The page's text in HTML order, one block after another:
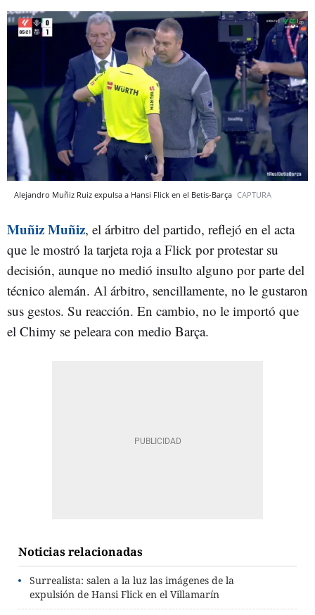
Alejandro Muñiz Ruiz expulsa a Hansi Flick en el Betis-Barça CAPTURA
Muñiz Muñiz, el árbitro del partido, reflejó en el acta
que le mostró la tarjeta roja a Flick por protestar su
decisión, aunque no medió insulto alguno por parte del
técnico alemán. Al árbitro, sencillamente, no le gustaron
sus gestos. Su reacción. En cambio, no le importó que
el Chimy se peleara con medio Barça.
Noticias relacionadas
Surrealista: salen a la luz las imágenes de la
expulsión de Hansi Flick en el Villamarín